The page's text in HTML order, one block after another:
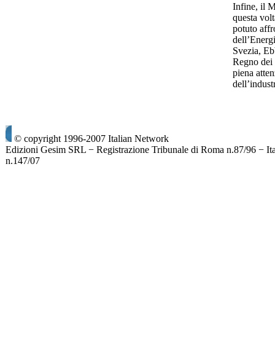
Infine, il
questa
potuto
Svezia,
Regno dei
piena
© copyright 1996-2007 Italian Network
Edizioni Gesim SRL − Registrazione Tribunale di Roma n.87/96 −
n.147/07